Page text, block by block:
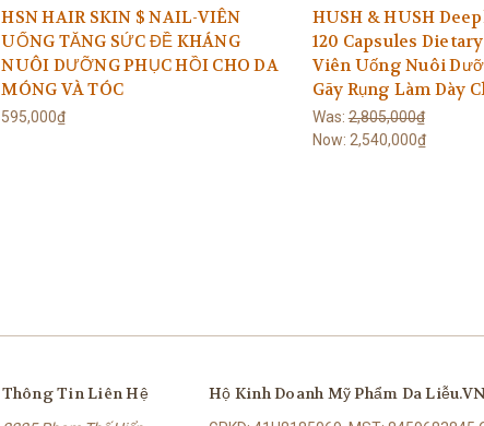
HSN HAIR SKIN $ NAIL-VIÊN
UỐNG TĂNG SỨC ĐỀ KHÁNG
NUÔI DƯỠNG PHỤC HỒI CHO DA
MÓNG VÀ TÓC
595,000₫
HUSH & HUSH
120 Capsules
Viên Uống Nuôi
Gãy Rụng Làm Dày
Was:2,805,000₫
Now: 2,540,000₫
Thông Tin Liên Hệ Hộ Kinh Doanh Mỹ Phẩm Da